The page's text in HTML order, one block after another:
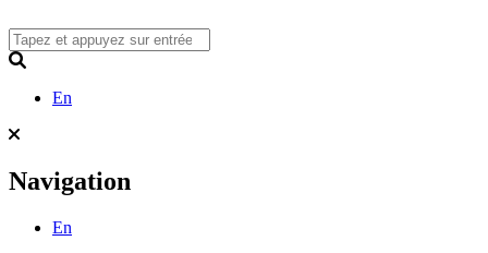
to
content
En
Navigation
En